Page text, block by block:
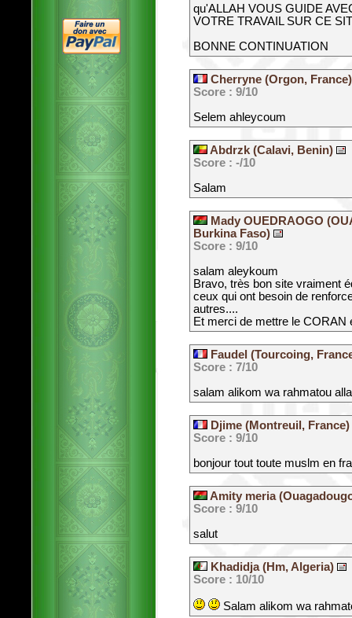
qu'ALLAH VOUS GUIDE
VOTRE TRAVAIL SUR CE
BONNE CONTINUATION
Cherryne (Orgon,
Score : 9/10
Selem ahleycoum
Abdrzk (Calavi, Benin)
Score : -/10
Salam
Mady OUEDRAOGO
Burkina Faso)
Score : 9/10
salam aleykoum
Bravo, très bon site vraiment
ceux qui ont besoin de
autres....
Et merci de mettre le CORAN
Faudel (Tourcoing,
Score : 7/10
salam alikom wa rahmatou
Djime (Montreuil, France)
Score : 9/10
bonjour tout toute muslm en
Amity meria
Score : 9/10
salut
Khadidja (Hm, Algeria)
Score : 10/10
Salam alikom wa